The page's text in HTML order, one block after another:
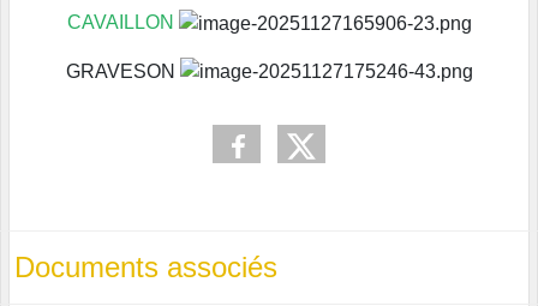
CAVAILLON
GRAVESON
Documents associés